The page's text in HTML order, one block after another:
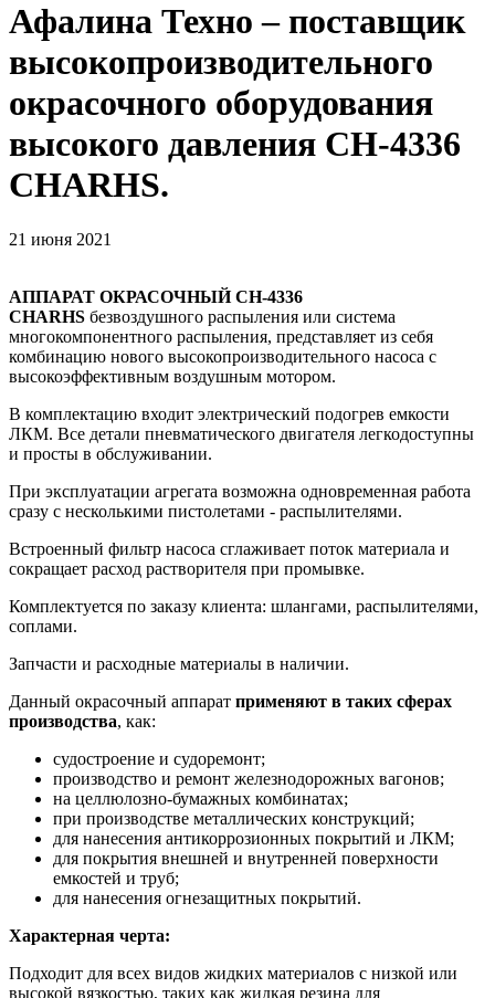
Афалина Техно – поставщик
высокопроизводительного
окрасочного оборудования
высокого давления CH-4336
CHARHS.
21 июня 2021
АППАРАТ ОКРАСОЧНЫЙ CH-4336
CHARHS безвоздушного распыления или cистема
многокомпонентного распыления, представляет из себя
комбинацию нового высокопроизводительного насоса с
высокоэффективным воздушным мотором.
В комплектацию входит электрический подогрев емкости
ЛКМ. Все детали пневматического двигателя легкодоступны
и просты в обслуживании.
При эксплуатации агрегата возможна одновременная работа
сразу с несколькими пистолетами - распылителями.
Встроенный фильтр насоса сглаживает поток материала и
сокращает расход растворителя при промывке.
Комплектуется по заказу клиента: шлангами, распылителями,
соплами.
Запчасти и расходные материалы в наличии.
Данный окрасочный аппарат применяют в таких сферах
производства, как:
судостроение и судоремонт;
производство и ремонт железнодорожных вагонов;
на целлюлозно-бумажных комбинатах;
при производстве металлических конструкций;
для нанесения антикоррозионных покрытий и ЛКМ;
для покрытия внешней и внутренней поверхности
емкостей и труб;
для нанесения огнезащитных покрытий.
Характерная черта:
Подходит для всех видов жидких материалов с низкой или
высокой вязкостью, таких как жидкая резина для